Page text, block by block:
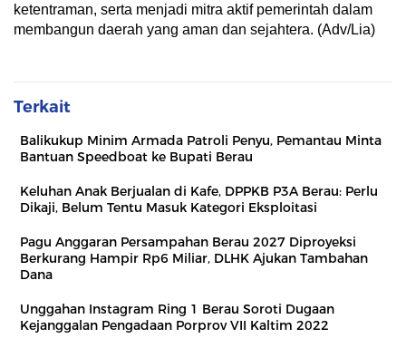
ketentraman, serta menjadi mitra aktif pemerintah dalam
membangun daerah yang aman dan sejahtera. (Adv/Lia)
Terkait
Balikukup Minim Armada Patroli Penyu, Pemantau Minta
Bantuan Speedboat ke Bupati Berau
Keluhan Anak Berjualan di Kafe, DPPKB P3A Berau: Perlu
Dikaji, Belum Tentu Masuk Kategori Eksploitasi
Pagu Anggaran Persampahan Berau 2027 Diproyeksi
Berkurang Hampir Rp6 Miliar, DLHK Ajukan Tambahan
Dana
Unggahan Instagram Ring 1 Berau Soroti Dugaan
Kejanggalan Pengadaan Porprov VII Kaltim 2022